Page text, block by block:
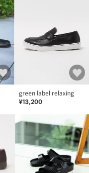
green label relaxing
¥13,200